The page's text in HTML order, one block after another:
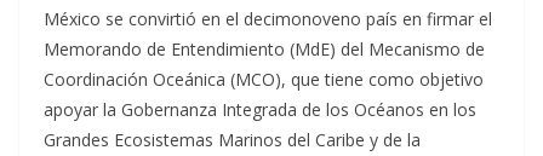
México se convirtió en el decimonoveno país en firmar el
Memorando de Entendimiento (MdE) del Mecanismo de
Coordinación Oceánica (MCO), que tiene como objetivo
apoyar la Gobernanza Integrada de los Océanos en los
Grandes Ecosistemas Marinos del Caribe y de la